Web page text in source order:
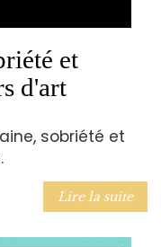
et
d'art
sobriété et
Lire la suite